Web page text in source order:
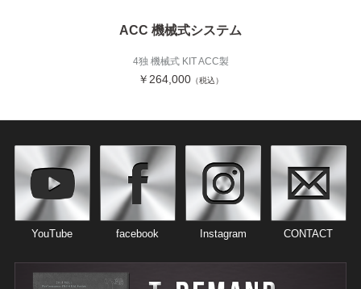
ACC 機械式システム
4独 機械式 KIT ACC製
￥264,000 （税込）
YouTube facebook Instagram CONTACT